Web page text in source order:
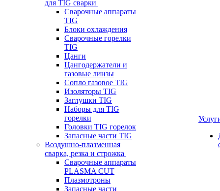
для TIG сварки
Сварочные аппараты
TIG
Блоки охлаждения
Сварочные горелки
TIG
Цанги
Цангодержатели и
газовые линзы
Сопло газовое TIG
Изоляторы TIG
Заглушки TIG
Наборы для TIG
горелки
Головки TIG горелок
Запасные части TIG
Воздушно-плазменная
сварка, резка и строжка
Сварочные аппараты
PLASMA CUT
Плазмотроны
Запасные части